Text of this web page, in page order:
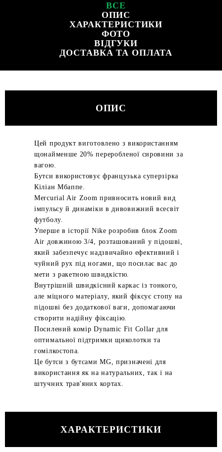
ВСЕ
ОПИС
ХАРАКТЕРИСТИКИ
ФОТО
ВІДГУКИ
ДОСТАВКА ТА ОПЛАТА
ОПИС
Цей продукт виготовлено з використанням
щонайменше 20% переробленої сировини за
вагою.
Бутси використовує французька суперзірка
Кіліан Мбаппе.
Mercurial Air Zoom привносить новий вид
імпульсу й динаміки в дивовижний всесвіт
футболу.
Уперше в історії Nike розробив блок Zoom
Air довжиною 3/4, розташований у підошві,
який забезпечує надзвичайно ефективний і
чуйний рух під ногами, що посилає вас до
мети з ракетною швидкістю.
Внутрішній швидкісний каркас із тонкого,
але міцного матеріалу, який фіксує стопу на
підошві без додаткової ваги, допомагаючи
створити надійну фіксацію.
Посилений комір Dynamic Fit Collar для
оптимальної підтримки щиколотки та
гомілкостопа.
Це бутси з бутсами MG, призначені для
використання як на натуральних, так і на
штучних трав'яних кортах.
ХАРАКТЕРИСТИКИ